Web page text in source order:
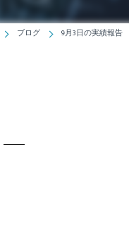
ブログ 9月3日の実績報告